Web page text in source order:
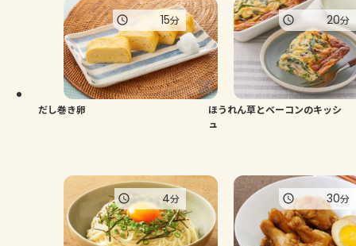
だし巻き卵
15分
ほうれん草とベーコンのキッシ
ュ
20分
4分 30分